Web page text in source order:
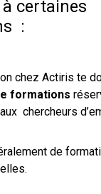
à certaines
:
chez Actiris te
formations
chercheurs
de